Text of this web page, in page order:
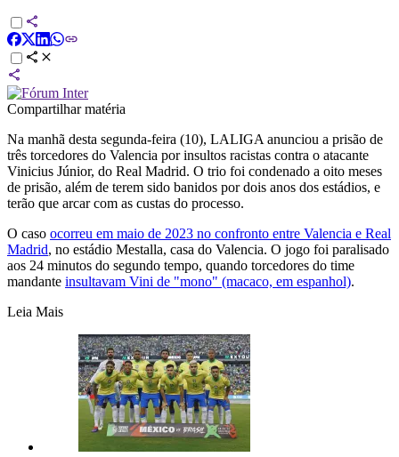
Compartilhar matéria
Na manhã desta segunda-feira (10), LALIGA anunciou a prisão de
três torcedores do Valencia por insultos racistas contra o atacante
Vinicius Júnior, do Real Madrid. O trio foi condenado a oito meses
de prisão, além de terem sido banidos por dois anos dos estádios, e
terão que arcar com as custas do processo.
O caso ocorreu em maio de 2023 no confronto entre Valencia e Real
Madrid, no estádio Mestalla, casa do Valencia. O jogo foi paralisado
aos 24 minutos do segundo tempo, quando torcedores do time
mandante insultavam Vini de "mono" (macaco, em espanhol).
Leia Mais